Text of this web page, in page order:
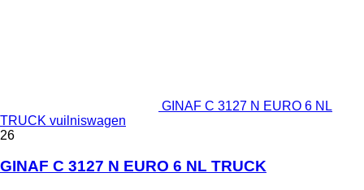
GINAF C 3127 N EURO 6 NL
TRUCK vuilniswagen
26
GINAF C 3127 N EURO 6 NL TRUCK